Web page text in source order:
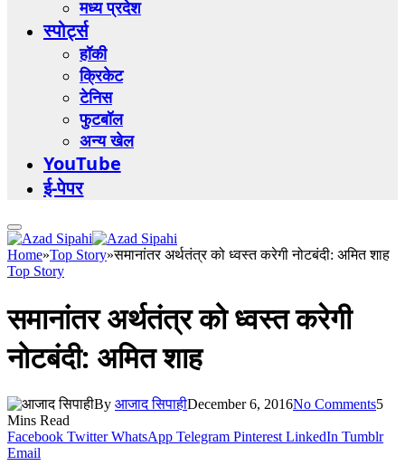
मध्य प्रदेश
स्पोर्ट्स
हॉकी
क्रिकेट
टेनिस
फुटबॉल
अन्य खेल
YouTube
ई-पेपर
Home»Top Story»समानांतर अर्थतंत्र को ध्वस्त करेगी नोटबंदी: अमित शाह
Top Story
समानांतर अर्थतंत्र को ध्वस्त करेगी
नोटबंदी: अमित शाह
By आजाद सिपाहीDecember 6, 2016No Comments5
Mins Read
Facebook Twitter WhatsApp Telegram Pinterest LinkedIn Tumblr
Email